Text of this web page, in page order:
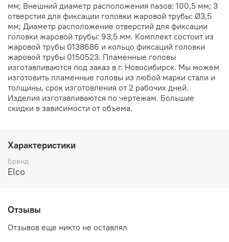
мм; Внешний диаметр расположения пазов: 100,5 мм; 3
отверстия для фиксации головки жаровой трубы: Ø3,5
мм; Диаметр расположение отверстий для фиксации
головки жаровой трубы: 93,5 мм. Комплект состоит из
жаровой трубы 0138686 и кольцо фиксаций головки
жаровой трубы 0150523. Пламенные головы
изготавливаются под заказ в г. Новосибирск. Мы можем
изготовить пламенные головы из любой марки стали и
толщины, срок изготовления от 2 рабочих дней.
Изделия изготавливаются по чертежам. Большие
скидки в зависимости от объема.
Характеристики
Бренд
Elco
Отзывы
Отзывов еще никто не оставлял